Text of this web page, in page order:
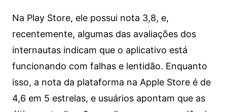
Na Play Store, ele possui nota 3,8, e,
recentemente, algumas das avaliações dos
internautas indicam que o aplicativo está
funcionando com falhas e lentidão. Enquanto
isso, a nota da plataforma na Apple Store é de
4,6 em 5 estrelas, e usuários apontam que as